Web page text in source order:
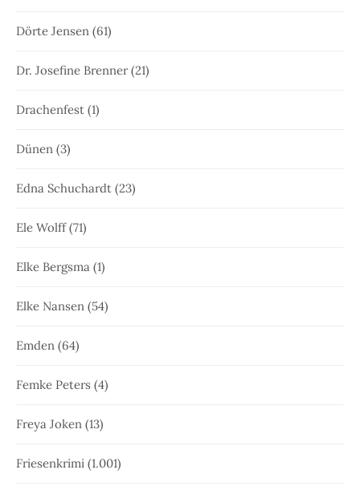
Dörte Jensen (61)
Dr. Josefine Brenner(21)
Drachenfest (1)
Dünen (3)
Edna Schuchardt (23)
Ele Wolff(71)
Elke Bergsma (1)
Elke Nansen (54)
Emden (64)
Femke Peters (4)
Freya Joken (13)
Friesenkrimi (1.001)